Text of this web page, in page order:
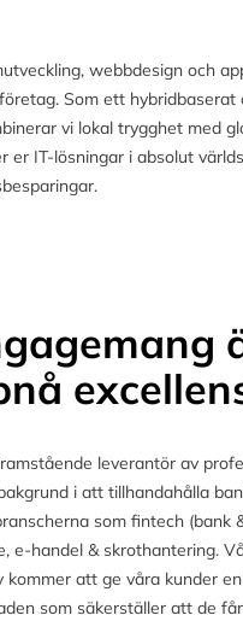
webbdesign och
Som ett hybridbaserat
vi lokal trygghet med
er IT-lösningar i absolut
leverantör av
i att tillhandahålla
som fintech (bank
e-handel & skrothantering.
kommer att ge våra kunder
som säkerställer att de